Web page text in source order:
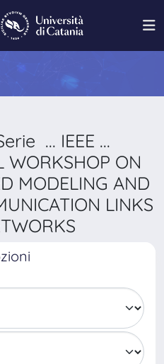
... IEEE ...
WORKSHOP ON
MODELING AND
LINKS